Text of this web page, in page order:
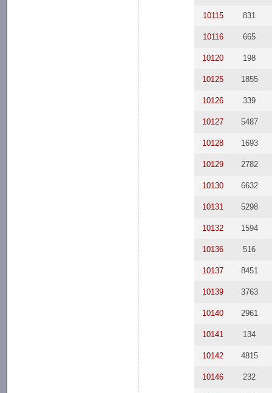
10115 831
10116 665
10120 198
10125 1855
10126 339
10127 5487
10128 1693
10129 2782
10130 6632
10131 5298
10132 1594
10136 516
10137 8451
10139 3763
10140 2961
10141 134
10142 4815
10146 232